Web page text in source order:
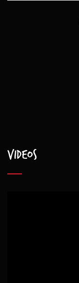
Videos